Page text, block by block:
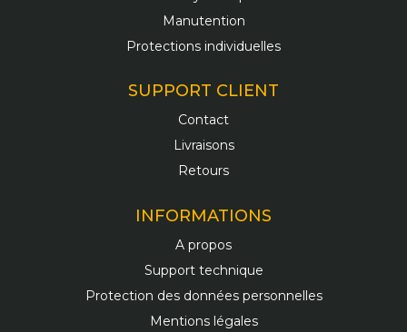
Manutention
Protections individuelles
SUPPORT CLIENT
Contact
Livraisons
Retours
INFORMATIONS
A propos
Support technique
Protection des données personnelles
Mentions légales